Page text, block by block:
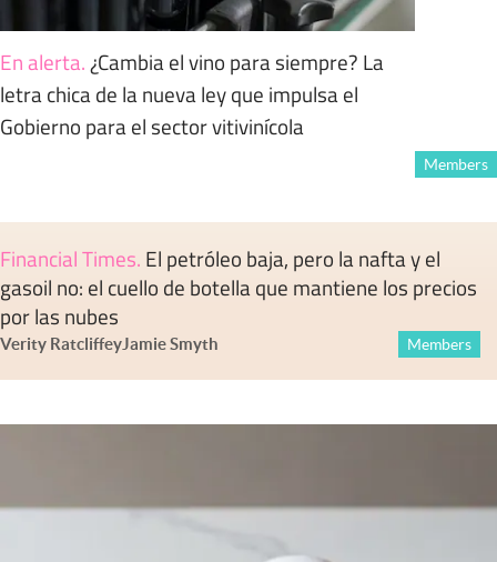
En alerta.¿Cambia el vino para siempre? La
letra chica de la nueva ley que impulsa el
Gobierno para el sector vitivinícola
Members
Financial Times. El petróleo baja, pero la nafta y el
gasoil no: el cuello de botella que mantiene los precios
por las nubes
Verity RatcliffeyJamie Smyth Members